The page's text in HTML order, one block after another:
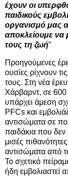
έχουν οι
παιδικούς
οργανισμό μας
αποκλείουμε να
τους τη ζωή”
Προηγούμενες
ουσίες ρίχνουν
τους. Στη νέα
Χάρβαρντ, σε 600
υπάρχει άμεση
PFCs και
αντισώματα σε
παιδάκια που δεν
μισές
αντισώματα από
Το σχετικό
ήδη εμβολιαστεί